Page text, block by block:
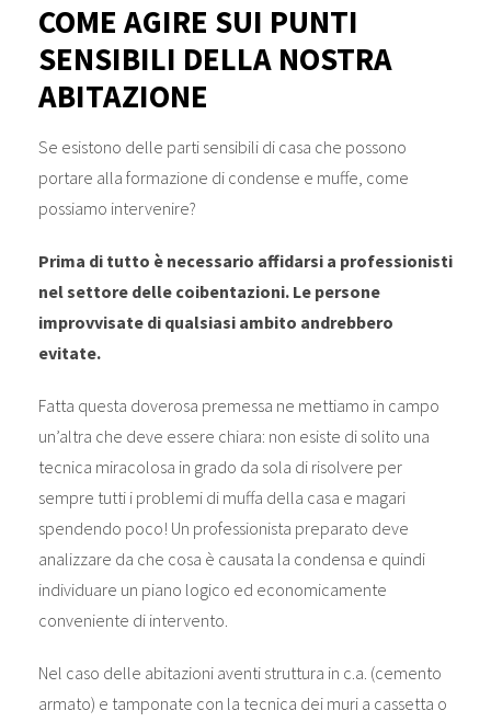
COME AGIRE SUI PUNTI
SENSIBILI DELLA NOSTRA
ABITAZIONE
Se esistono delle parti sensibili di casa che possono
portare alla formazione di condense e muffe, come
possiamo intervenire?
Prima di tutto è necessario affidarsi a professionisti
nel settore delle coibentazioni. Le persone
improvvisate di qualsiasi ambito andrebbero
evitate.
Fatta questa doverosa premessa ne mettiamo in campo
un’altra che deve essere chiara: non esiste di solito una
tecnica miracolosa in grado da sola di risolvere per
sempre tutti i problemi di muffa della casa e magari
spendendo poco! Un professionista preparato deve
analizzare da che cosa è causata la condensa e quindi
individuare un piano logico ed economicamente
conveniente di intervento.
Nel caso delle abitazioni aventi struttura in c.a. (cemento
armato) e tamponate con la tecnica dei muri a cassetta o